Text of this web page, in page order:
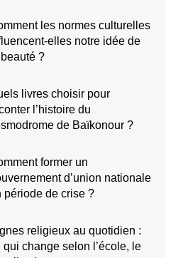
les normes culturelles
elles notre idée de
beauté ?
livres choisir pour
l’histoire du
de Baïkonour ?
former un
d’union nationale
période de crise ?
religieux au quotidien :
qui change selon l’école, le